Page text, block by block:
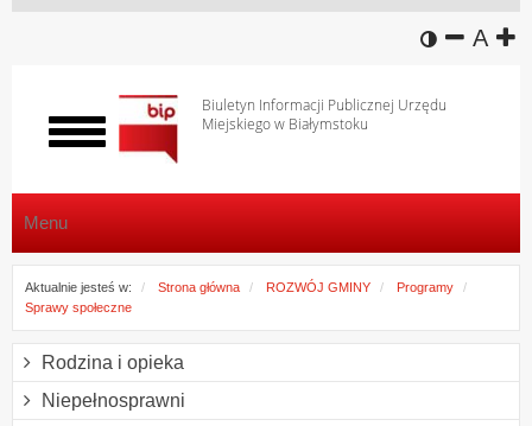
wersja
A
Biuletyn Informacji Publicznej Urzędu
Miejskiego w Białymstoku
Włącz
menu
Menu
Aktualnie jesteś w: Strona główna ROZWÓJ GMINY
Programy
Sprawy społeczne
Rodzina i opieka
Niepełnosprawni